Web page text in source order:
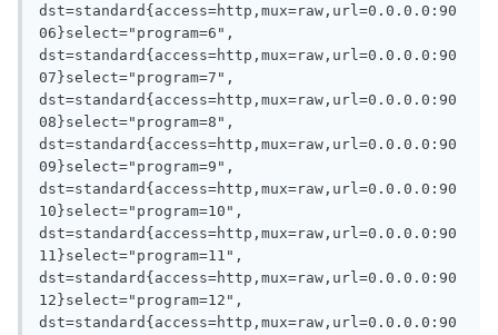
dst=standard{access=http,mux=raw,url=0.0.0.0:90
06}select="program=6",
dst=standard{access=http,mux=raw,url=0.0.0.0:90
07}select="program=7",
dst=standard{access=http,mux=raw,url=0.0.0.0:90
08}select="program=8",
dst=standard{access=http,mux=raw,url=0.0.0.0:90
09}select="program=9",
dst=standard{access=http,mux=raw,url=0.0.0.0:90
10}select="program=10",
dst=standard{access=http,mux=raw,url=0.0.0.0:90
11}select="program=11",
dst=standard{access=http,mux=raw,url=0.0.0.0:90
12}select="program=12",
dst=standard{access=http,mux=raw,url=0.0.0.0:90